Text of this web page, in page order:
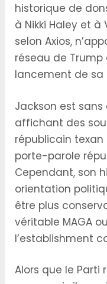
historique de
à Nikki Haley et à
selon Axios,
réseau de
lancement de
Jackson est
affichant des
républicain texan
porte-parole
Cependant, son
orientation
être plus
véritable MAGA
l’establishment
Alors que le Parti